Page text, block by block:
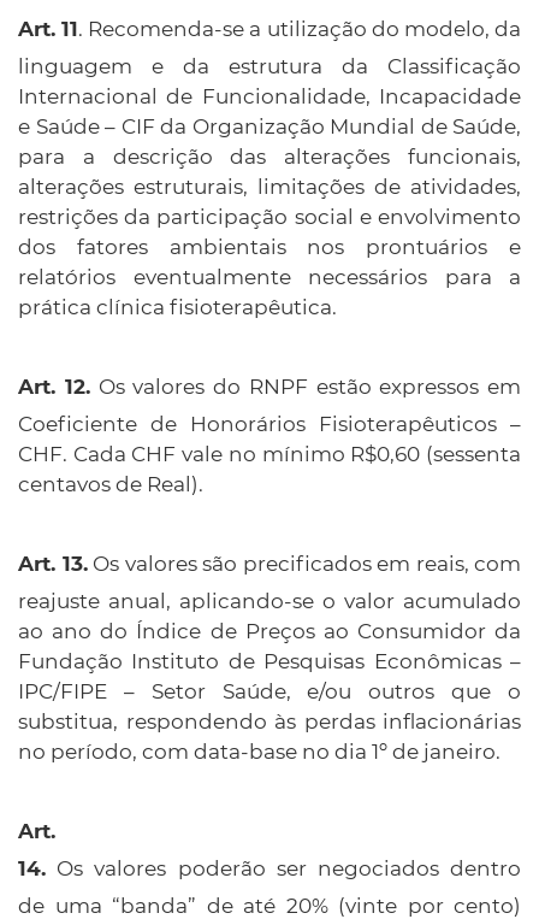
. Recomenda-se a utilização do modelo, da
linguagem e da estrutura da Classificação
Internacional de Funcionalidade, Incapacidade
e Saúde – CIF da Organização Mundial de Saúde,
para a descrição das alterações funcionais,
alterações estruturais, limitações de atividades,
restrições da participação social e envolvimento
dos fatores ambientais nos prontuários e
relatórios eventualmente necessários para a
prática clínica fisioterapêutica.
Os valores do RNPF estão expressos em
Coeficiente de Honorários Fisioterapêuticos –
CHF. Cada CHF vale no mínimo R$0,60 (sessenta
centavos de Real).
Os valores são precificados em reais, com
reajuste anual, aplicando-se o valor acumulado
ao ano do Índice de Preços ao Consumidor da
Fundação Instituto de Pesquisas Econômicas –
IPC/FIPE – Setor Saúde, e/ou outros que o
substitua, respondendo às perdas inflacionárias
no período, com data-base no dia 1º de janeiro.
Os valores poderão ser negociados dentro
de uma “banda” de até 20% (vinte por cento)